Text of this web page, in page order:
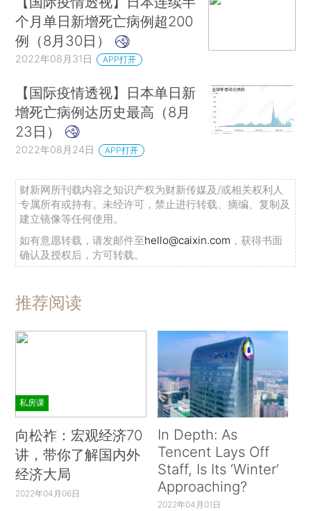
个月单日新增死亡病例超200
例（8月30日）
2022年08月31日 APP打开
【国际疫情透视】日本单日新
增死亡病例达历史最高（8月
23日）
2022年08月24日 APP打开
财新网所刊载内容之知识产权为财新传媒及/或相关权利人
专属所有或持有。未经许可，禁止进行转载、摘编、复制及
建立镜像等任何使用。
如有意愿转载，请发邮件至hello@caixin.com ，获得书面
确认及授权后，方可转载。
推荐阅读
私房课
向松祚：宏观经济70
讲，带你了解国内外
经济大局
2022年04月06日
In Depth: As
Tencent Lays Off
Staff, Is Its ‘Winter’
Approaching?
2022年04月01日